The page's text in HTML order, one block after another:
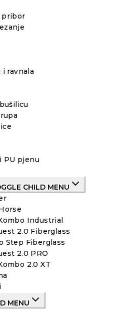
pribor
ravnala
PU pjenu
CHILD MENU
Industrial
2.0 Fiberglass
Step Fiberglass
2.0 PRO
2.0 XT
MENU